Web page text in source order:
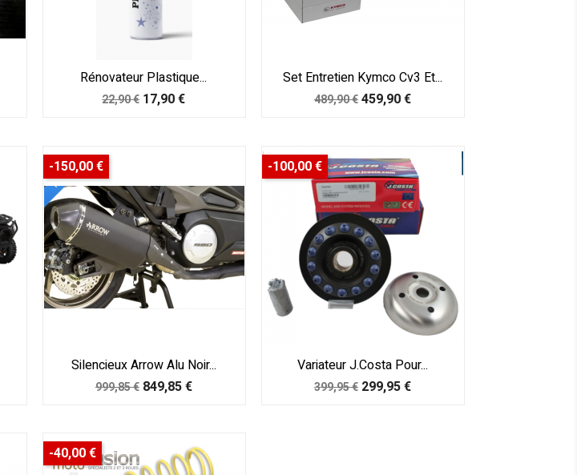
Rénovateur Plastique...
Prix
22,90 € Prix
17,90 €
Set Entretien Kymco Cv3 Et...
Prix
489,90 €Prix
459,90 €
Silencieux Arrow Alu Noir...
Prix
999,85 € Prix
849,85 €
-150,00 €
Variateur J.Costa Pour...
Prix
399,95 € Prix
299,95 €
-100,00 €
-40,00 €